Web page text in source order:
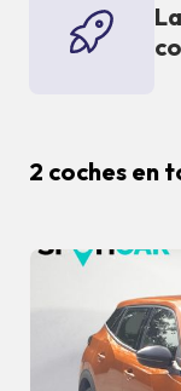
2 coches en